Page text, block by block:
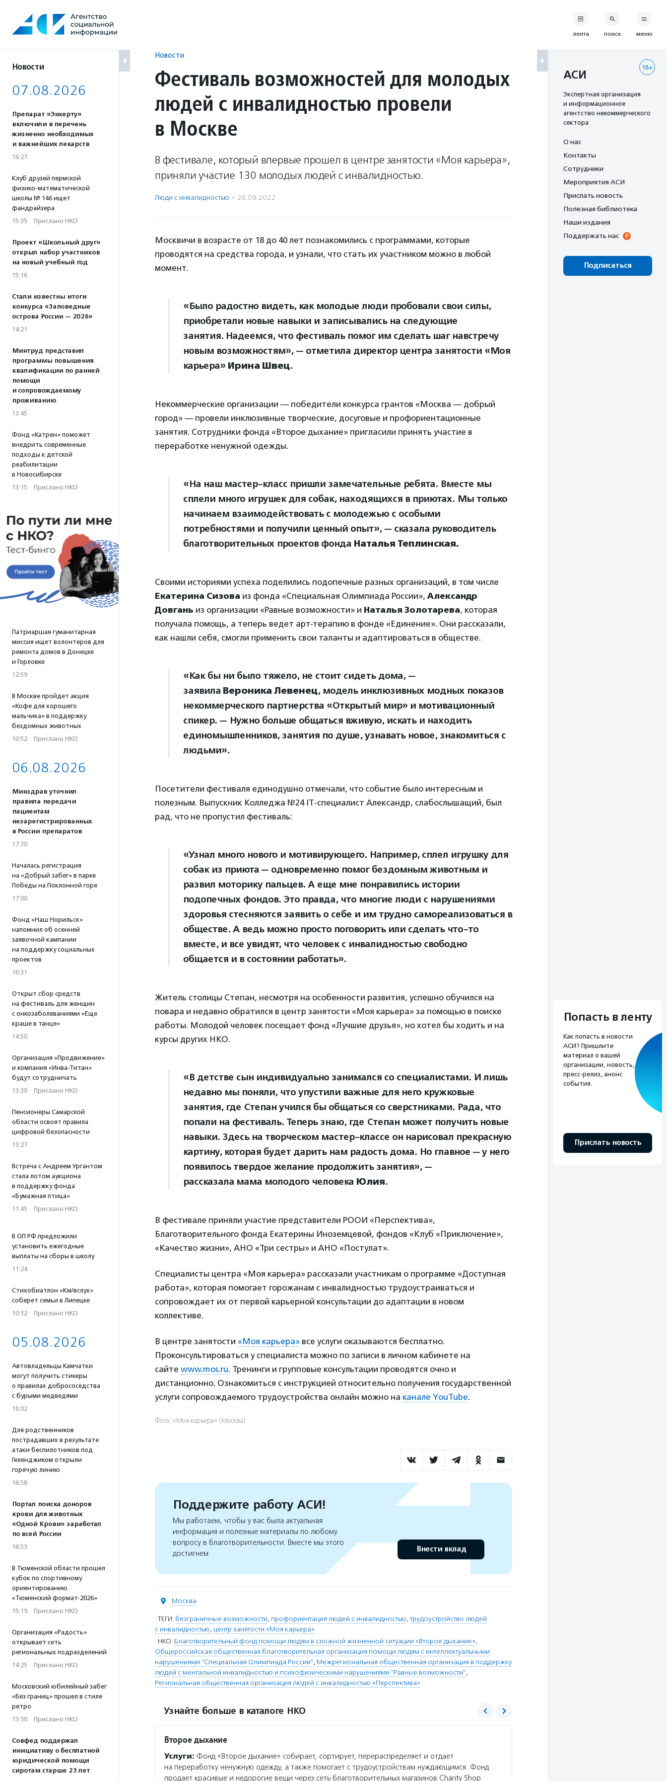
содержанию
Новости
07.08.2026
Препарат «Энхерту»
включили в перечень
жизненно необходимых
и важнейших лекарств
16:27
Клуб друзей пермской
физико-математической
школы № 146 ищет
фандрайзера
15:35 · Прислано НКО
Проект «Школьный друг»
открыл набор участников
на новый учебный год
15:16
Стали известны итоги
конкурса «Заповедные
острова России — 2026»
14:21
Минтруд представил
программы повышения
квалификации по ранней
помощи
и сопровождаемому
проживанию
13:45
Фонд «Катрен» поможет
внедрить современные
подходы к детской
реабилитации
в Новосибирске
13:15 · Прислано НКО
Патриаршая гуманитарная
миссия ищет волонтеров для
ремонта домов в Донецке
и Горловке
12:59
В Москве пройдет акция
«Кофе для хорошего
мальчика» в поддержку
бездомных животных
10:52 · Прислано НКО
06.08.2026
Минздрав уточнил
правила передачи
пациентам
незарегистрированных
в России препаратов
17:30
Началась регистрация
на «Добрый забег» в парке
Победы на Поклонной горе
17:00
Фонд «Наш Норильск»
напомнил об осенней
заявочной кампании
на поддержку социальных
проектов
16:31
Открыт сбор средств
на фестиваль для женщин
с онкозаболеваниями «Еще
краше в танце»
14:50
Организация «Продвижение»
и компания «Инва-Титан»
будут сотрудничать
13:30 · Прислано НКО
Пенсионеры Самарской
области освоят правила
цифровой безопасности
13:27
Встреча с Андреем Ургантом
стала лотом аукциона
в поддержку фонда
«Бумажная птица»
11:45 · Прислано НКО
В ОП РФ предложили
установить ежегодные
выплаты на сборы в школу
11:24
Стихобиатлон «Км/вслух»
соберет семьи в Липецке
10:32 · Прислано НКО
05.08.2026
Автовладельцы Камчатки
могут получить стикеры
о правилах добрососедства
с бурыми медведями
18:02
Для родственников
пострадавших в результате
атаки беспилотников под
Геленджиком открыли
горячую линию
16:58
Портал поиска доноров
крови для животных
«Одной Крови» заработал
по всей России
16:53
В Тюменской области прошел
кубок по спортивному
ориентированию
«Тюменский формат-2026»
15:19 · Прислано НКО
Организация «Радость»
открывает сеть
региональных подразделений
14:25 · Прислано НКО
Московский юбилейный забег
«Без границ» прошел в стиле
ретро
13:30 · Прислано НКО
Совфед поддержал
инициативу о бесплатной
юридической помощи
сиротам старше 23 лет
Новости
Фестиваль возможностей для молодых
людей с инвалидностью провели
в Москве
В фестивале, который впервые прошел в центре занятости «Моя карьера»,
приняли участие 130 молодых людей с инвалидностью.
Люди с инвалидностью · 26.09.2022
Москвичи в возрасте от 18 до 40 лет познакомились с программами, которые
проводятся на средства города, и узнали, что стать их участником можно в любой
момент.
«Было радостно видеть, как молодые люди пробовали свои силы,
приобретали новые навыки и записывались на следующие
занятия. Надеемся, что фестиваль помог им сделать шаг навстречу
новым возможностям», — отметила директор центра занятости «Моя
карьера» Ирина Швец.
Некоммерческие организации — победители конкурса грантов «Москва — добрый
город» — провели инклюзивные творческие, досуговые и профориентационные
занятия. Сотрудники фонда «Второе дыхание» пригласили принять участие в
переработке ненужной одежды.
«На наш мастер-класс пришли замечательные ребята. Вместе мы
сплели много игрушек для собак, находящихся в приютах. Мы только
начинаем взаимодействовать с молодежью с особыми
потребностями и получили ценный опыт», — сказала руководитель
благотворительных проектов фонда Наталья Теплинская.
Своими историями успеха поделились подопечные разных организаций, в том числе
Екатерина Сизова из фонда «Специальная Олимпиада России», Александр
Довгань из организации «Равные возможности» и Наталья Золотарева, которая
получала помощь, а теперь ведет арт-терапию в фонде «Единение». Они рассказали,
как нашли себя, смогли применить свои таланты и адаптироваться в обществе.
«Как бы ни было тяжело, не стоит сидеть дома, —
заявила Вероника Левенец, модель инклюзивных модных показов
некоммерческого партнерства «Открытый мир» и мотивационный
спикер. — Нужно больше общаться вживую, искать и находить
единомышленников, занятия по душе, узнавать новое, знакомиться с
людьми».
Посетители фестиваля единодушно отмечали, что событие было интересным и
полезным. Выпускник Колледжа №24 IT-специалист Александр, слабослышащий, был
рад, что не пропустил фестиваль:
«Узнал много нового и мотивирующего. Например, сплел игрушку для
собак из приюта — одновременно помог бездомным животным и
развил моторику пальцев. А еще мне понравились истории
подопечных фондов. Это правда, что многие люди с нарушениями
здоровья стесняются заявить о себе и им трудно самореализоваться в
обществе. А ведь можно просто поговорить или сделать что-то
вместе, и все увидят, что человек с инвалидностью свободно
общается и в состоянии работать».
Житель столицы Степан, несмотря на особенности развития, успешно обучился на
повара и недавно обратился в центр занятости «Моя карьера» за помощью в поиске
работы. Молодой человек посещает фонд «Лучшие друзья», но хотел бы ходить и на
курсы других НКО.
«В детстве сын индивидуально занимался со специалистами. И лишь
недавно мы поняли, что упустили важные для него кружковые
занятия, где Степан учился бы общаться со сверстниками. Рада, что
попали на фестиваль. Теперь знаю, где Степан может получить новые
навыки. Здесь на творческом мастер-классе он нарисовал прекрасную
картину, которая будет дарить нам радость дома. Но главное — у него
появилось твердое желание продолжить занятия», —
рассказала мама молодого человека Юлия.
В фестивале приняли участие представители РООИ «Перспектива»,
Благотворительного фонда Екатерины Иноземцевой, фондов «Клуб «Приключение»,
«Качество жизни», АНО «Три сестры» и АНО «Постулат».
Специалисты центра «Моя карьера» рассказали участникам о программе «Доступная
работа», которая помогает горожанам с инвалидностью трудоустраиваться и
сопровождает их от первой карьерной консультации до адаптации в новом
коллективе.
В центре занятости «Моя карьера» все услуги оказываются бесплатно.
Проконсультироваться у специалиста можно по записи в личном кабинете на
сайте www.mos.ru. Тренинги и групповые консультации проводятся очно и
дистанционно. Ознакомиться с инструкцией относительно получения государственной
услуги сопровождаемого трудоустройства онлайн можно на канале YouTube.
Фото: «Моя карьера» (Москва)
Поддержите работу АСИ!
Мы работаем, чтобы у вас была актуальная
информация и полезные материалы по любому
вопросу в благотворительности. Вместе мы этого
достигнем
Внести вклад
Москва
ТЕГИ: безграничные возможности, профориентация людей с инвалидностью,трудоустройство людей
с инвалидностью, центр занятости «Моя карьера»
НКО: Благотворительный фонд помощи людям в сложной жизненной ситуации «Второе дыхание»,
Общероссийская общественная благотворительная организация помощи людям с интеллектуальными
нарушениями "Специальная Олимпиада России", Межрегиональная общественная организация в поддержку
людей с ментальной инвалидностью и психофизическими нарушениями "Равные возможности",
Региональная общественная организация людей с инвалидностью «Перспектива»
Узнайте больше в каталоге НКО
Второе дыхание
Услуги: Фонд «Второе дыхание» собирает, сортирует, перераспределяет и отдает
на переработку ненужную одежду, а также помогает с трудоустройствам нуждающимся. Фонд
продает красивые и недорогие вещи через сеть благотворительных магазинов Charity Shop.
лента поиск меню
18+
АСИ
Экспертная организация
и информационное
агентство некоммерческого
сектора
О нас
Контакты
Сотрудники
Мероприятия АСИ
Прислать новость
Полезная библиотека
Наши издания
Поддержать нас
Подписаться
Попасть в ленту
Как попасть в новости
АСИ? Пришлите
материал о вашей
организации, новость,
пресс-релиз, анонс
события.
Прислать новость